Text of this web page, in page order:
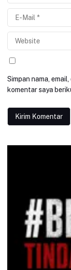
Simpan nama,
komentar saya